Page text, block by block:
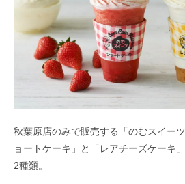
秋葉原店のみで販売する「のむスイー
ョートケーキ」と「レアチーズケーキ
2種類。